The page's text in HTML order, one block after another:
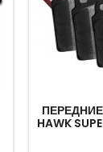
HAWK